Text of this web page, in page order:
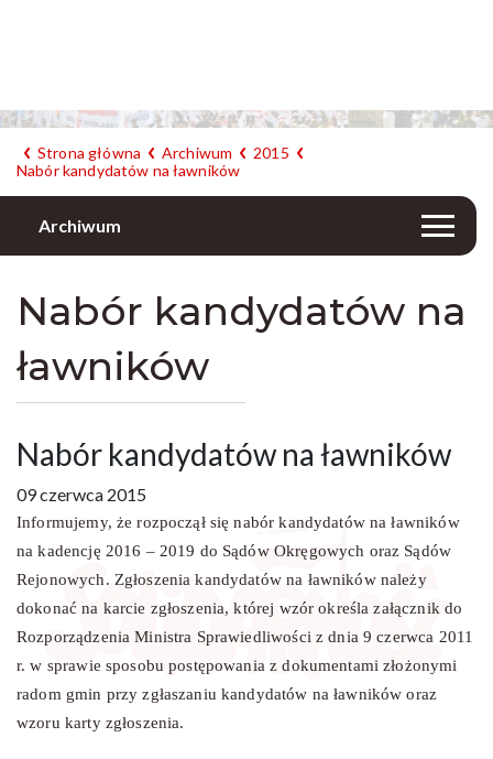
Strona główna Archiwum
2015
Nabór kandydatów na ławników
Archiwum
Nabór kandydatów na
ławników
Nabór kandydatów na ławników
09 czerwca 2015
Informujemy, że rozpoczął się nabór kandydatów na ławników
na kadencję 2016 – 2019 do Sądów Okręgowych oraz Sądów
Rejonowych. Zgłoszenia kandydatów na ławników należy
dokonać na karcie zgłoszenia, której wzór określa załącznik do
Rozporządzenia Ministra Sprawiedliwości z dnia 9 czerwca 2011
r. w sprawie sposobu postępowania z dokumentami złożonymi
radom gmin przy zgłaszaniu kandydatów na ławników oraz
wzoru karty zgłoszenia.